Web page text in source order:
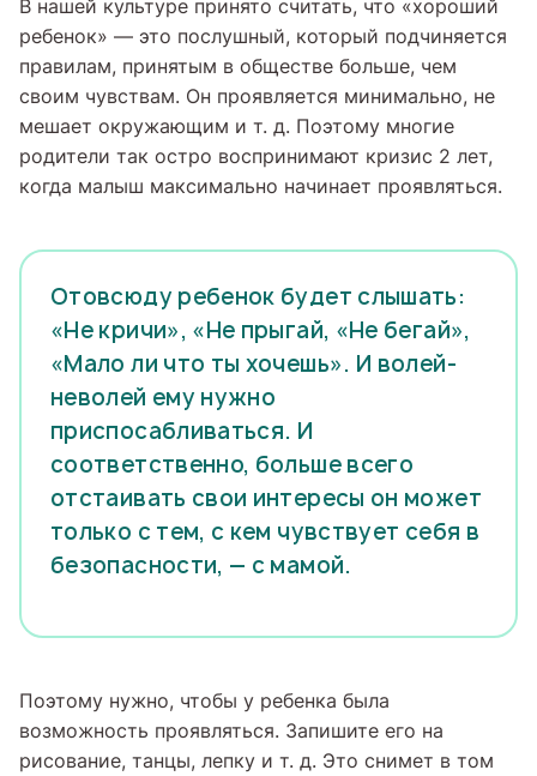
В нашей культуре принято считать, что «хороший
ребенок» — это послушный, который подчиняется
правилам, принятым в обществе больше, чем
своим чувствам. Он проявляется минимально, не
мешает окружающим и т. д. Поэтому многие
родители так остро воспринимают кризис 2 лет,
когда малыш максимально начинает проявляться.
Отовсюду ребенок будет слышать:
«Не кричи», «Не прыгай, «Не бегай»,
«Мало ли что ты хочешь». И волей-
неволей ему нужно
приспосабливаться. И
соответственно, больше всего
отстаивать свои интересы он может
только с тем, с кем чувствует себя в
безопасности, — с мамой.
Поэтому нужно, чтобы у ребенка была
возможность проявляться. Запишите его на
рисование, танцы, лепку и т. д. Это снимет в том